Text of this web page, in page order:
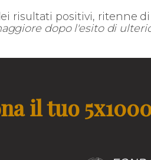
risultati positivi, ritenne
dopo l'esito di
il tuo